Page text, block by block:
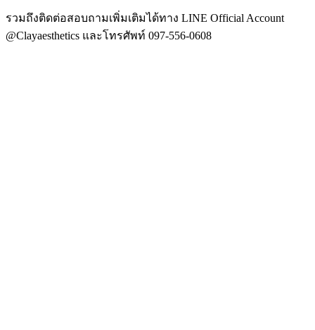
รวมถึงติดต่อสอบถามเพิ่มเติมได้ทาง LINE Official Account
@Clayaesthetics และโทรศัพท์ 097-556-0608